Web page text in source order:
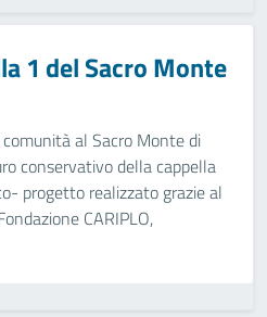
1 del Sacro Monte
al Sacro Monte di
conservativo della cappella
progetto realizzato grazie al
CARIPLO,